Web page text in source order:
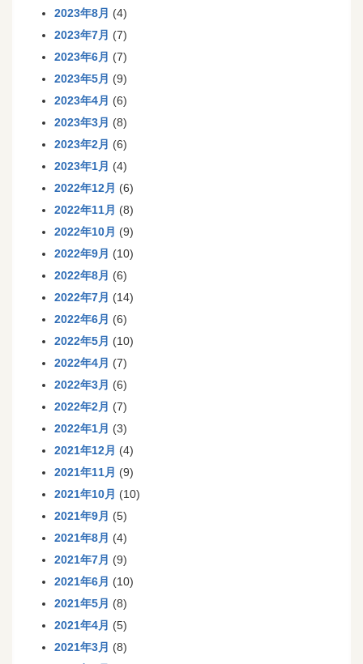
2023年8月 (4)
2023年7月 (7)
2023年6月 (7)
2023年5月 (9)
2023年4月 (6)
2023年3月 (8)
2023年2月 (6)
2023年1月 (4)
2022年12月 (6)
2022年11月 (8)
2022年10月 (9)
2022年9月 (10)
2022年8月 (6)
2022年7月 (14)
2022年6月 (6)
2022年5月 (10)
2022年4月 (7)
2022年3月 (6)
2022年2月 (7)
2022年1月 (3)
2021年12月 (4)
2021年11月 (9)
2021年10月 (10)
2021年9月 (5)
2021年8月 (4)
2021年7月 (9)
2021年6月 (10)
2021年5月 (8)
2021年4月 (5)
2021年3月 (8)